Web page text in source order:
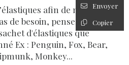
afin de ne pas
de besoin, pensez à nous
d'élastiques que
Ex : Penguin, Fox, Bear,
Monkey...
Envoyer
Copier